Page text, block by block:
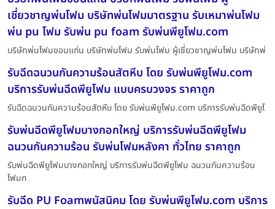
เชี่ยวชาญพ่นโฟม บริษัทพ่นโฟมมาตรฐาน รับเหมาพ่นโฟม
พ่น pu โฟม รับพ่น pu foam รับพ่นพียูโฟม.com
บริษัทพ่นโฟมขอนแก่น บริษัทพ่นโฟม รับพ่นโฟม ผู้เชี่ยวชาญพ่นโฟม บริษัทพ่
รับฉีดฉนวนกันความร้อนสัตหีบ โดย รับพ่นพียูโฟม.com
บริการรับพ่นฉีดพียูโฟม แบบครบวงจร ราคาถูก
รับฉีดฉนวนกันความร้อนสัตหีบ โดย รับพ่นพียูโฟม.com บริการรับพ่นฉีดพียูโ
รับพ่นฉีดพียูโฟมบางกอกใหญ่ บริการรับพ่นฉีดพียูโฟม
ฉนวนกันความร้อน รับพ่นโฟมหลังคา ทั่วไทย ราคาถูก
รับพ่นฉีดพียูโฟมบางกอกใหญ่ บริการรับพ่นฉีดพียูโฟม ฉนวนกันความร้อน
โฟมก
รับฉีด PU Foamพนัสนิคม โดย รับพ่นพียูโฟม.com บริการ